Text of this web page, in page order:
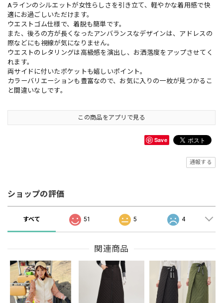
Aラインのシルエットが女性らしさを引き立て、軽やかな着用感で快
適にお過ごしいただけます。
ウエストゴム仕様で、着脱も簡単です。
また、後ろの方が長くなったアンバランスなデザインは、アドレスの
際などにも視線が気になりません。
ウエストのレタリングは高級感を演出し、お洒落度をアップさせてく
れます。
両サイドに付いたポケットも嬉しいポイント。
カラーバリエーションも豊富なので、お気に入りの一枚が見つかるこ
と間違いなしです。
この商品をアプリで見る
Save
通報する
ショップの評価
すべて 51 5 4
関連商品